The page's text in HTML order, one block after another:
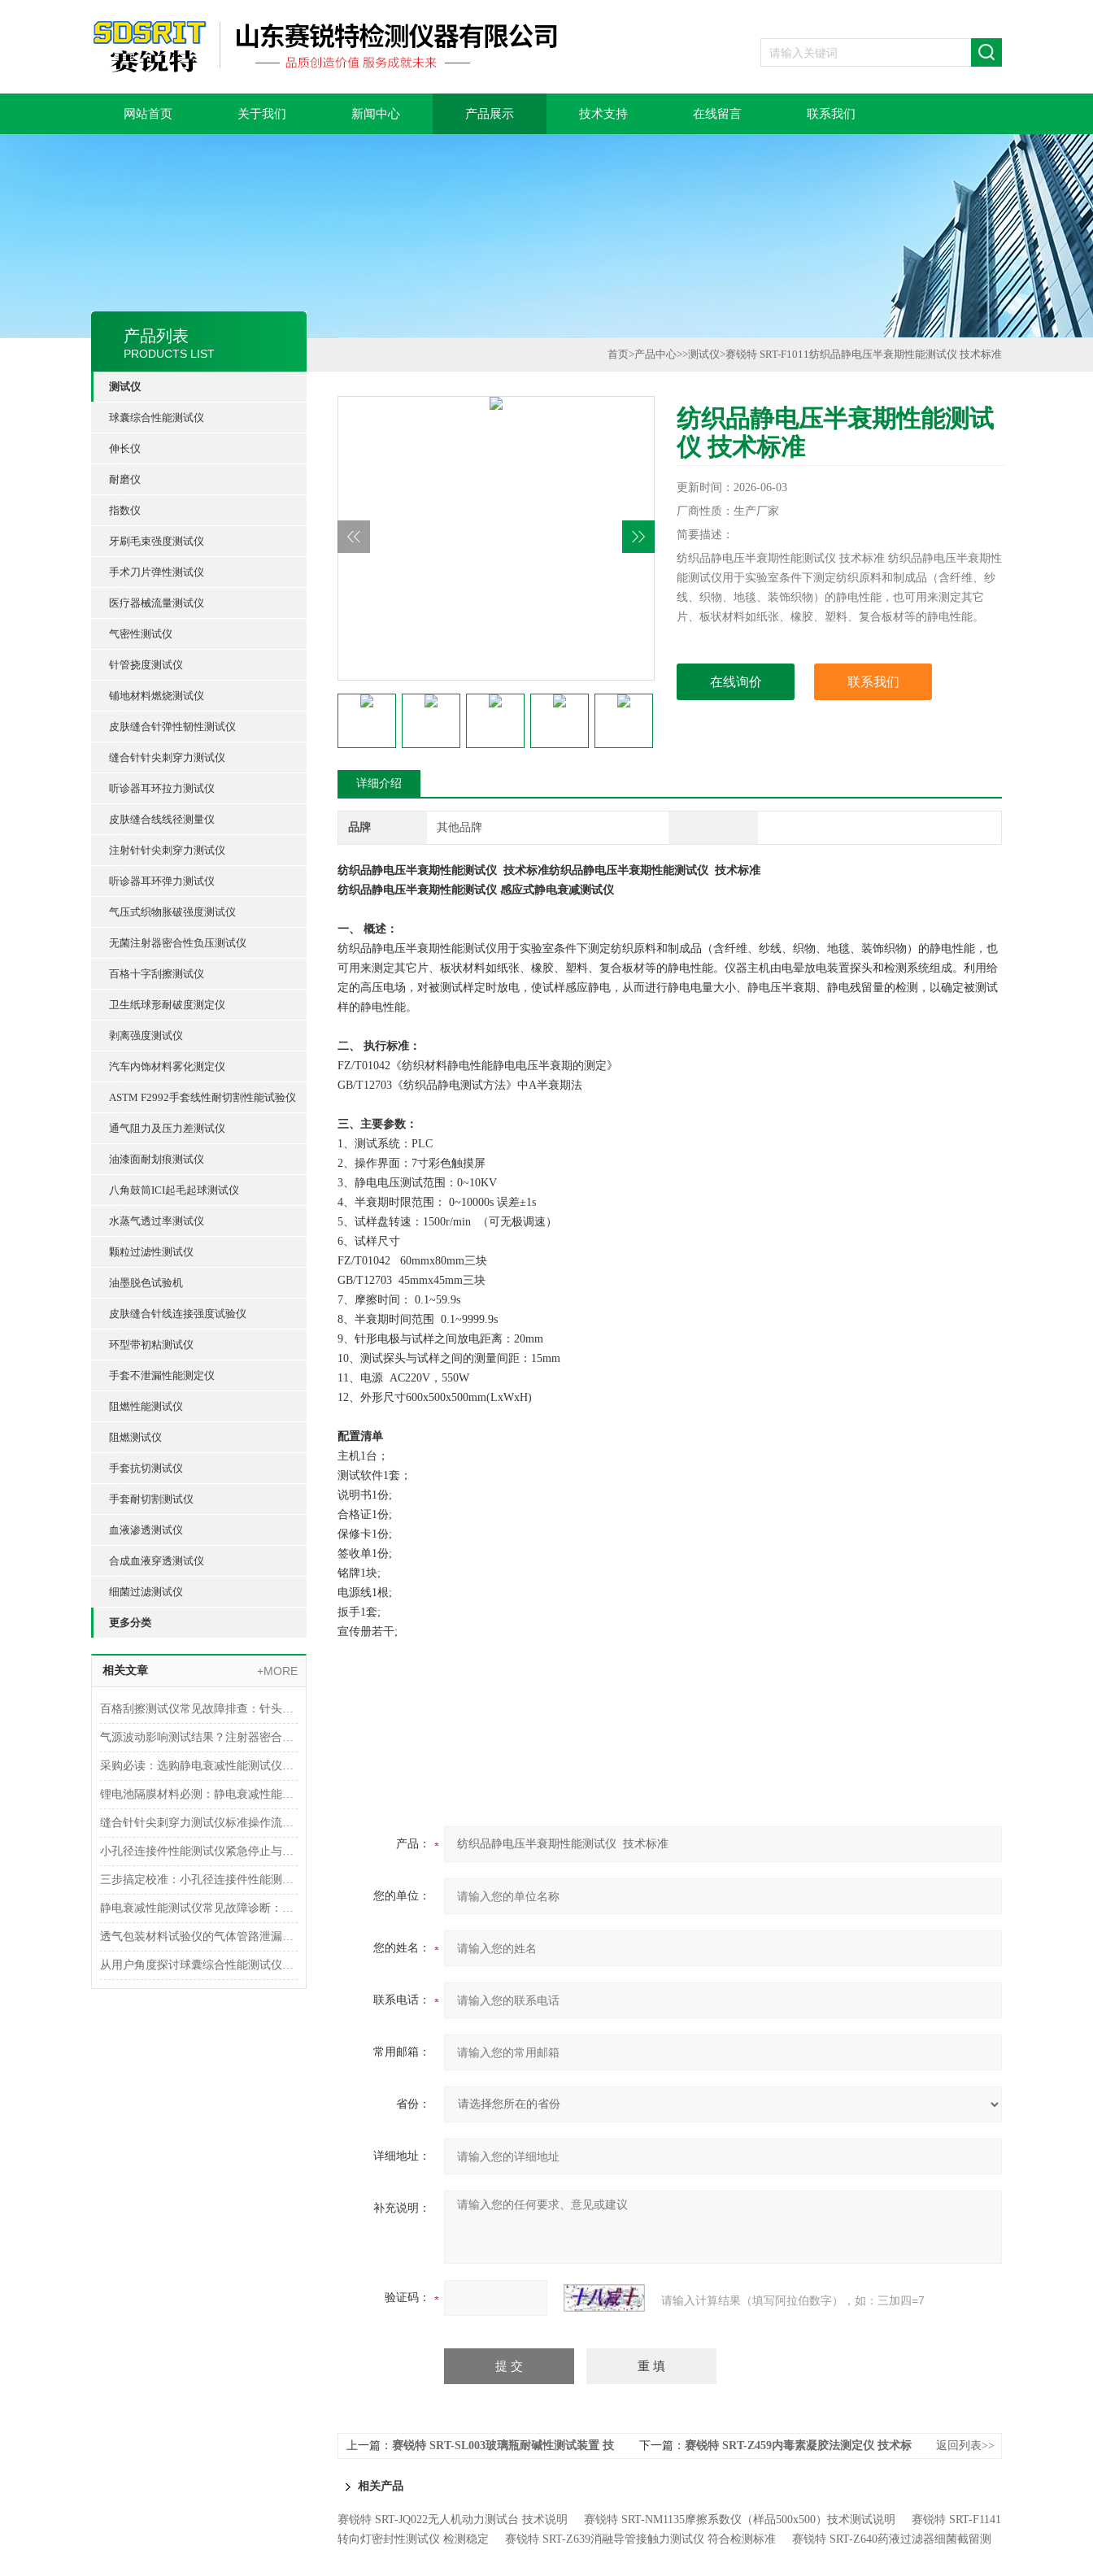
网站首页 关于我们 新闻中心 产品展示 技术支持 在线留言 联系我们
产品列表
PRODUCTS LIST
测试仪
球囊综合性能测试仪
伸长仪
耐磨仪
指数仪
牙刷毛束强度测试仪
手术刀片弹性测试仪
医疗器械流量测试仪
气密性测试仪
针管挠度测试仪
铺地材料燃烧测试仪
皮肤缝合针弹性韧性测试仪
缝合针针尖刺穿力测试仪
听诊器耳环拉力测试仪
皮肤缝合线线径测量仪
注射针针尖刺穿力测试仪
听诊器耳环弹力测试仪
气压式织物胀破强度测试仪
无菌注射器密合性负压测试仪
百格十字刮擦测试仪
卫生纸球形耐破度测定仪
剥离强度测试仪
汽车内饰材料雾化测定仪
ASTM F2992手套线性耐切割性能试验仪
通气阻力及压力差测试仪
油漆面耐划痕测试仪
八角鼓筒ICI起毛起球测试仪
水蒸气透过率测试仪
颗粒过滤性测试仪
油墨脱色试验机
皮肤缝合针线连接强度试验仪
环型带初粘测试仪
手套不泄漏性能测定仪
阻燃性能测试仪
阻燃测试仪
手套抗切测试仪
手套耐切割测试仪
血液渗透测试仪
合成血液穿透测试仪
细菌过滤测试仪
更多分类
相关文章 +MORE
百格刮擦测试仪常见故障排查：针头磨损与运动轨迹偏移
气源波动影响测试结果？注射器密合性正压测试仪的稳压设计分析
采购必读：选购静电衰减性能测试仪的5个核心参数与避坑指南
锂电池隔膜材料必测：静电衰减性能测试仪的操作难点突破
缝合针针尖刺穿力测试仪标准操作流程（SOP）及实验员培训要点
小孔径连接件性能测试仪紧急停止与异常状态下的安全复位操作
三步搞定校准：小孔径连接件性能测试仪的每日开机自检流程详解
静电衰减性能测试仪常见故障诊断：充电不稳定与电位漂移排查
透气包装材料试验仪的气体管路泄漏防护与废气排放系统详解
从用户角度探讨球囊综合性能测试仪的故障问题
首页>产品中心>>测试仪>赛锐特 SRT-F1011纺织品静电压半衰期性能测试仪 技术标准
纺织品静电压半衰期性能测试
仪 技术标准
更新时间：2026-06-03
厂商性质：生产厂家
简要描述：
纺织品静电压半衰期性能测试仪 技术标准 纺织品静电压半衰期性
能测试仪用于实验室条件下测定纺织原料和制成品（含纤维、纱
线、织物、地毯、装饰织物）的静电性能，也可用来测定其它
片、板状材料如纸张、橡胶、塑料、复合板材等的静电性能。
在线询价 联系我们
详细介绍
品牌 其他品牌
纺织品静电压半衰期性能测试仪 技术标准纺织品静电压半衰期性能测试仪 技术标准
纺织品静电压半衰期性能测试仪 感应式静电衰减测试仪
一、 概述：
纺织品静电压半衰期性能测试仪用于实验室条件下测定纺织原料和制成品（含纤维、纱线、织物、地毯、装饰织物）的静电性能，也
可用来测定其它片、板状材料如纸张、橡胶、塑料、复合板材等的静电性能。仪器主机由电晕放电装置探头和检测系统组成。利用给
定的高压电场，对被测试样定时放电，使试样感应静电，从而进行静电电量大小、静电压半衰期、静电残留量的检测，以确定被测试
样的静电性能。
二、 执行标准：
FZ/T01042《纺织材料静电性能静电电压半衰期的测定》
GB/T12703《纺织品静电测试方法》中A半衰期法
三、主要参数：
1、测试系统：PLC
2、操作界面：7寸彩色触摸屏
3、静电电压测试范围：0~10KV
4、半衰期时限范围： 0~10000s 误差±1s
5、试样盘转速：1500r/min （可无极调速）
6、试样尺寸
FZ/T01042 60mmx80mm三块
GB/T12703 45mmx45mm三块
7、摩擦时间： 0.1~59.9s
8、半衰期时间范围 0.1~9999.9s
9、针形电极与试样之间放电距离：20mm
10、测试探头与试样之间的测量间距：15mm
11、电源 AC220V，550W
12、外形尺寸600x500x500mm(LxWxH)
配置清单
主机1台；
测试软件1套；
说明书1份;
合格证1份;
保修卡1份;
签收单1份;
铭牌1块;
电源线1根;
扳手1套;
宣传册若干;
产品：
您的单位：
您的姓名：
联系电话：
常用邮箱：
省份：
详细地址：
补充说明：
验证码： 请输入计算结果（填写阿拉伯数字），如：三加四=7
上一篇： 赛锐特 SRT-SL003玻璃瓶耐碱性测试装置 技
下一篇： 赛锐特 SRT-Z459内毒素凝胶法测定仪 技术标
返回列表>>
相关产品
赛锐特 SRT-JQ022无人机动力测试台 技术说明 赛锐特 SRT-NM1135摩擦系数仪（样品500x500）技术测试说明
赛锐特 SRT-F1141
转向灯密封性测试仪 检测稳定
赛锐特 SRT-Z639消融导管接触力测试仪 符合检测标准 赛锐特 SRT-Z640药液过滤器细菌截留测